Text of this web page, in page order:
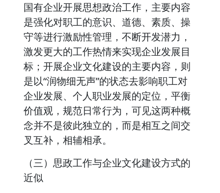
国有企业开展思想政治工作，主要内容
是强化对职工的意识、道德、素质、操
守等进行激励性管理，不断开发潜力，
激发更大的工作热情来实现企业发展目
标；开展企业文化建设的主要内容，则
是以“润物细无声”的状态去影响职工对
企业发展、个人职业发展的定位，平衡
价值观，规范日常行为，可见这两种概
念并不是彼此独立的，而是相互之间交
叉互补，相辅相承。
（三）思政工作与企业文化建设方式的
近似